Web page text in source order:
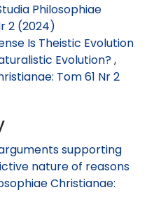
Philosophiae
2 (2024)
Is Theistic Evolution
Evolution?,
Tom 61 Nr 2
supporting
nature of reasons
Christianae: